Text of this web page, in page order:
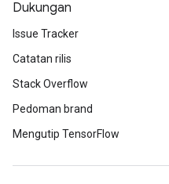
Dukungan
Issue Tracker
Catatan rilis
Stack Overflow
Pedoman brand
Mengutip TensorFlow